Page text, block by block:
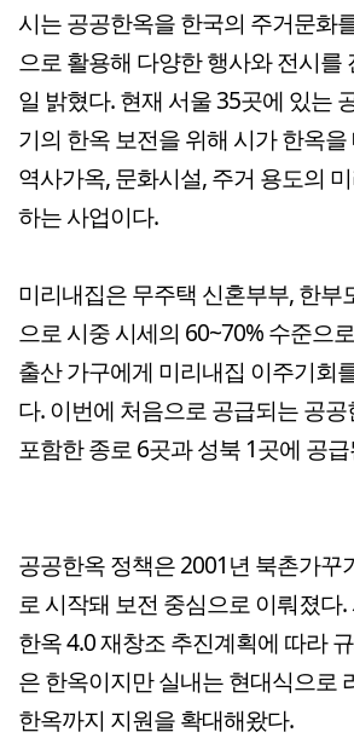
시는 공공한옥을 한국의 주거문화
으로 활용해 다양한 행사와 전시를
일 밝혔다. 현재 서울 35곳에 있는
기의 한옥 보전을 위해 시가 한옥
역사가옥, 문화시설, 주거 용도의
하는 사업이다.
미리내집은 무주택 신혼부부, 한부
으로 시중 시세의 60~70% 수준으
출산 가구에게 미리내집 이주기회
다. 이번에 처음으로 공급되는 공
포함한 종로 6곳과 성북 1곳에 공
공공한옥 정책은 2001년 북촌가꾸
로 시작돼 보전 중심으로 이뤄졌다
한옥 4.0 재창조 추진계획에 따라
은 한옥이지만 실내는 현대식으로
한옥까지 지원을 확대해왔다.